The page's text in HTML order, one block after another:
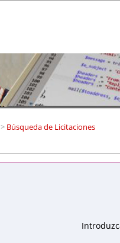
>Búsqueda de Licitaciones